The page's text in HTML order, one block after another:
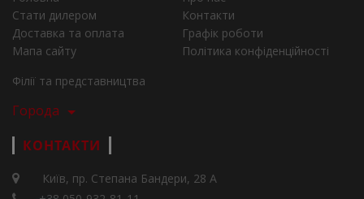
Стати дилером
Контакти
Доставка та оплата
Графік роботи
Мапа сайту
Політика конфіденційності
Філії та представництва
Города
КОНТАКТИ
Київ, пр. Степана Бандери, 28 А